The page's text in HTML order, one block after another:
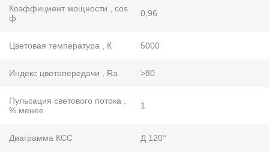
Коэффициент мощности , cos
ф
0,96
Цветовая температура , К 5000
Индекс цветопередачи , Ra >80
Пульсация светового потока ,
% менее
1
Диаграмма КСС Д 120°